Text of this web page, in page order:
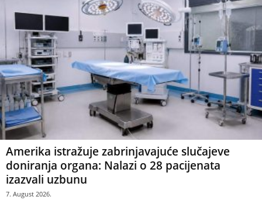
Amerika istražuje zabrinjavajuće slučajeve
doniranja organa: Nalazi o 28 pacijenata
izazvali uzbunu
7. August 2026.